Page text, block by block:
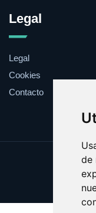
de
Legal
Legal
Cookies
Contacto